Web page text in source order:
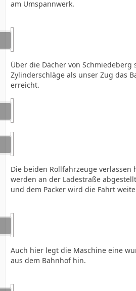
am Umspannwerk.
Über die Dächer von Schmiedeberg
Zylinderschläge als unser Zug das
erreicht.
Die beiden Rollfahrzeuge verlassen
werden an der Ladestraße
und dem Packer wird die Fahrt
Auch hier legt die Maschine eine
aus dem Bahnhof hin.